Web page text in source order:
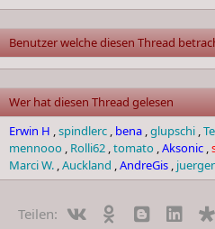
Benutzer welche diesen Thread
Wer hat diesen Thread gelesen
Erwin H spindlerc bena glupschi
mennooo Rolli62 tomato Aksonic
Marci W. Auckland AndreGis
Teilen: Ok Blogger